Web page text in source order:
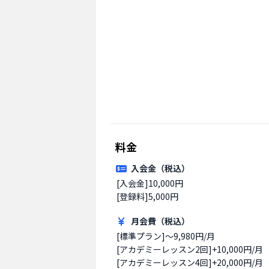
料金
入会金（税込）
[入会金]10,000円
[登録料]5,000円
月会費（税込）
[標準プラン]～9,980円/月
[アカデミーレッスン2回]+10,000円/月
[アカデミーレッスン4回]+20,000円/月